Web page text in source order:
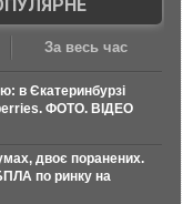
За весь час
в Єкатеринбурзі
ФОТО. ВІДЕО
двоє поранених.
по ринку на